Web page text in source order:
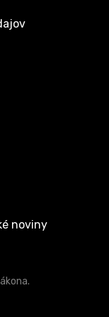
noviny